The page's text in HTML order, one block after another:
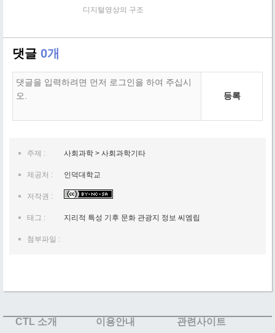
디지털영상의 구조
댓글 0개
등록
주제 : 사회과학 > 사회과학기타
제공처 : 인덕대학교
저작권 :
태그 : 지리적 특성 기후 문화 관광지 정보 씨엠립
첨부파일 :
CTL 소개 이용안내 관련사이트